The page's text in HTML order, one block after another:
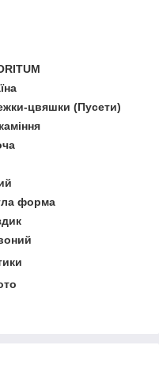
цвяшки (Пусети)
форма